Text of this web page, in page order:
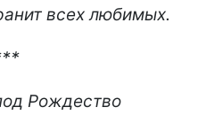
всех любимых.
Рождество